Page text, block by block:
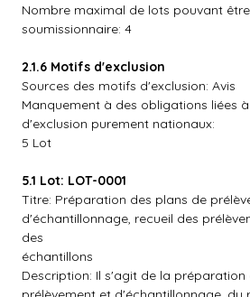
Nombre maximal de lots pouvant
soumissionnaire: 4
2.1.6 Motifs d'exclusion
Sources des motifs d'exclusion: Avis
Manquement à des obligations liées
d'exclusion purement nationaux:
5 Lot
5.1 Lot: LOT-0001
Titre: Préparation des plans de
d'échantillonnage, recueil des
des
échantillons
Description: Il s'agit de la préparation